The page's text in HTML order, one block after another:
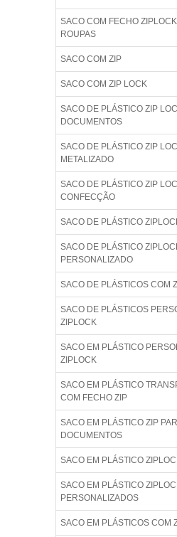
SACO COM FECHO
ROUPAS
SACO COM ZIP
SACO COM ZIP LOCK
SACO DE PLÁSTICO ZIP
DOCUMENTOS
SACO DE PLÁSTICO ZIP
METALIZADO
SACO DE PLÁSTICO ZIP
CONFECÇÃO
SACO DE PLÁSTICO
SACO DE PLÁSTICO
PERSONALIZADO
SACO DE PLÁSTICOS COM
SACO DE PLÁSTICOS
ZIPLOCK
SACO EM PLÁSTICO
ZIPLOCK
SACO EM PLÁSTICO
COM FECHO ZIP
SACO EM PLÁSTICO ZIP
DOCUMENTOS
SACO EM PLÁSTICO
SACO EM PLÁSTICO
PERSONALIZADOS
SACO EM PLÁSTICOS COM